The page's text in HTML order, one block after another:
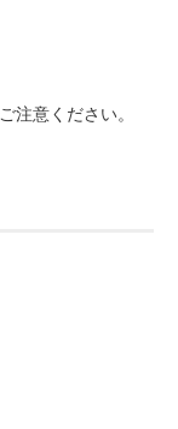
注意ください。